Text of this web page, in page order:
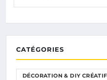
CATÉGORIES
DÉCORATION & DIY CRÉATIF